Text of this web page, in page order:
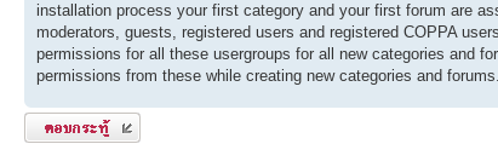
installation process your first category and your first forum are
moderators, guests, registered users and registered COPPA
permissions for all these usergroups for all new categories and
permissions from these while creating new categories and
ตอบกระทู้